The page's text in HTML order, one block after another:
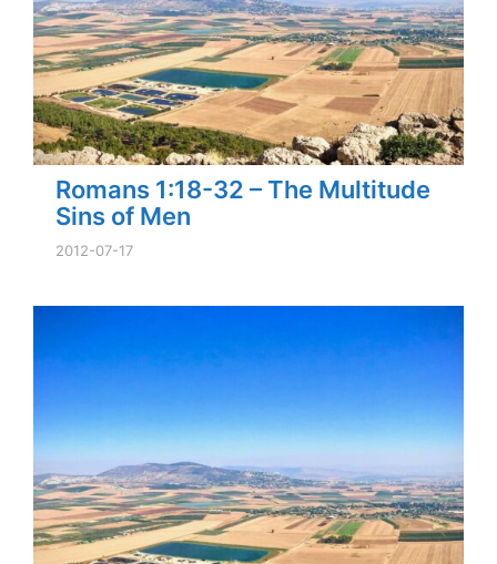
Romans 1:18-32 – The Multitude
Sins of Men
2012-07-17